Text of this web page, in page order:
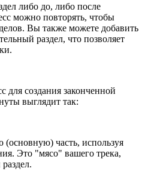
либо до, либо после
можно повторять, чтобы
Вы также можете добавить
раздел, что позволяет
для создания законченной
выглядит так:
часть, используя
Это "мясо" вашего трека,